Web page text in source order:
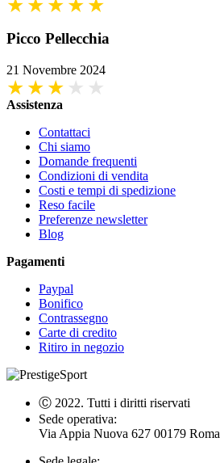
Picco Pellecchia
21 Novembre 2024
Assistenza
Contattaci
Chi siamo
Domande frequenti
Condizioni di vendita
Costi e tempi di spedizione
Reso facile
Preferenze newsletter
Blog
Pagamenti
Paypal
Bonifico
Contrassegno
Carte di credito
Ritiro in negozio
Ⓒ 2022. Tutti i diritti riservati
Sede operativa:
Via Appia Nuova 627 00179 Roma